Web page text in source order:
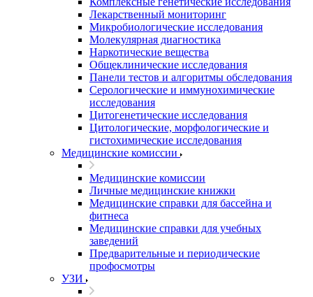
Лекарственный мониторинг
Микробиологические исследования
Молекулярная диагностика
Наркотические вещества
Общеклинические исследования
Панели тестов и алгоритмы обследования
Серологические и иммунохимические
исследования
Цитогенетические исследования
Цитологические, морфологические и
гистохимические исследования
Медицинские комиссии
Медицинские комиссии
Личные медицинские книжки
Медицинские справки для бассейна и
фитнеса
Медицинские справки для учебных
заведений
Предварительные и периодические
профосмотры
УЗИ